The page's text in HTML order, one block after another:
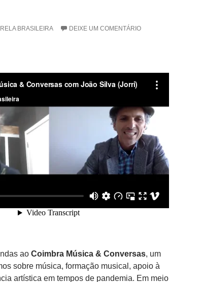
BRASILEIRA DEIXE UM COMENTÁRIO
ao Coimbra Música & Conversas, um
sobre música, formação musical, apoio à
artística em tempos de pandemia. Em meio